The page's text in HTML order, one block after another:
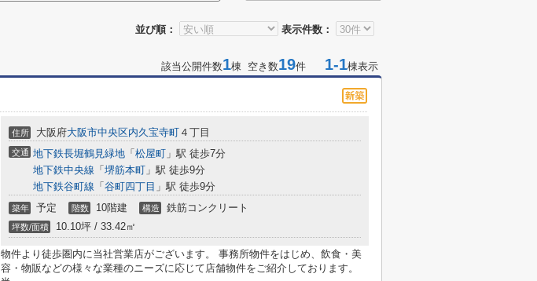
並び順： 表示件数：
該当公開件数1棟 空き数19件 1-1棟表示
住所 大阪府大阪市中央区内久宝寺町 ４丁目
交通 地下鉄長堀鶴見緑地 「 松屋町 」駅 徒歩7分
地下鉄中央線 「 堺筋本町 」駅 徒歩9分
地下鉄谷町線 「 谷町四丁目 」駅 徒歩9分
築年 予定 階数 10階建 構造 鉄筋コンクリート
坪数/面積 10.10坪 / 33.42㎡
物件より徒歩圏内に当社営業店がございます。 事務所物件をはじめ、飲食・美
容・物販などの様々な業種のニーズに応じて店舗物件をご紹介しております。